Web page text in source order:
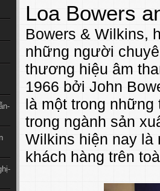
Loa Bowers
Bowers & Wilkins,
những người
thương hiệu âm
1966 bởi John
là một trong
trong ngành sản
Wilkins hiện nay là
khách hàng trên